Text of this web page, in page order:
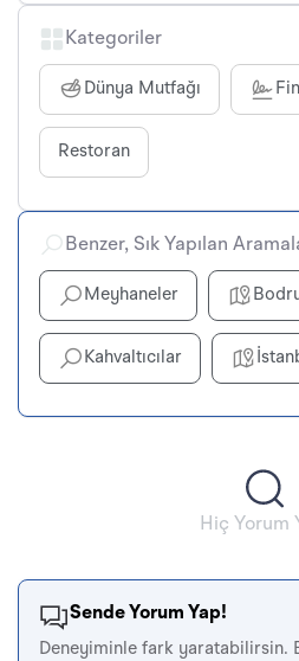
Kategoriler
Dünya Mutfağı
Restoran
Benzer, Sık Yapılan
Meyhaneler
Kahvaltıcılar
Hiç Yorum
Sende Yorum Yap!
Deneyiminle fark yaratabilirsin.